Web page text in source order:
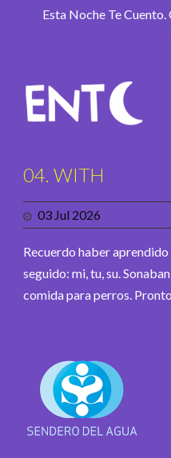
Esta Noche Te
04. WITH
03 Jul 2026
Recuerdo haber
seguido: mi, tu, su.
comida para perros.